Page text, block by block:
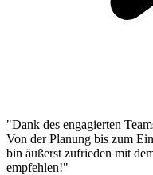
"Dank des engagierten
Von der Planung bis zum
bin äußerst zufrieden mit
empfehlen!"